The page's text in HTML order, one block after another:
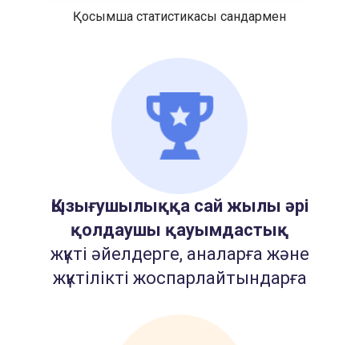
Қосымша статистикасы сандармен
Қызығушылыққа сай жылы әрі
қолдаушы қауымдастық
жүкті әйелдерге, аналарға және
жүктілікті жоспарлайтындарға